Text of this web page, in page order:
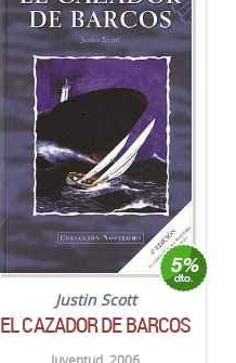
Justin Scott
EL CAZADOR DE BARCOS